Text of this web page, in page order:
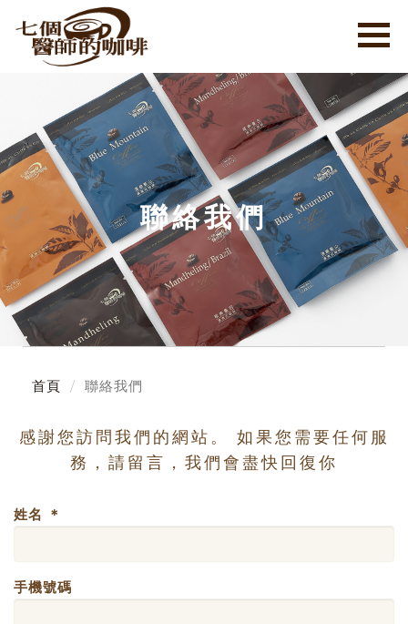
聯絡我們
首頁 聯絡我們
感謝您訪問我們的網站。 如果您需要任何服
務，請留言，我們會盡快回復你
姓名 ＊
手機號碼